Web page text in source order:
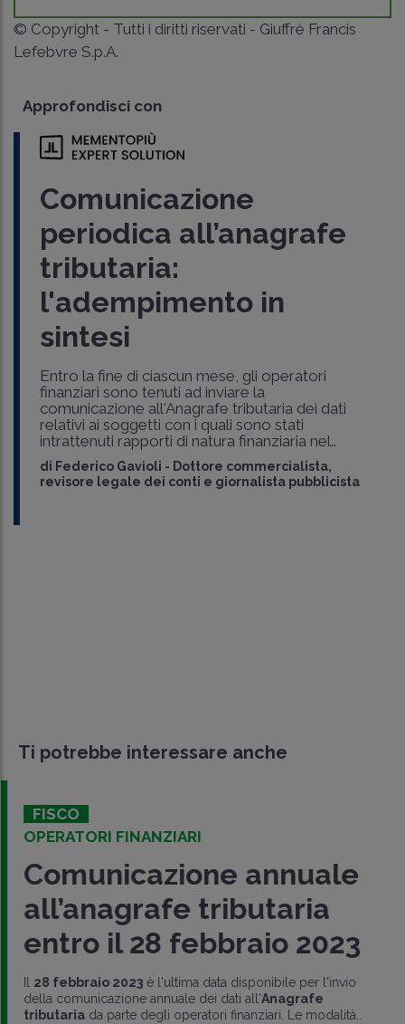
© Copyright - Tutti i diritti riservati - Giuffrè Francis
Lefebvre S.p.A.
Approfondisci con
Comunicazione
periodica all’anagrafe
tributaria:
l'adempimento in
sintesi
Entro la fine di ciascun mese, gli operatori
finanziari sono tenuti ad inviare la
comunicazione all'Anagrafe tributaria dei dati
relativi ai soggetti con i quali sono stati
intrattenuti rapporti di natura finanziaria nel..
di Federico Gavioli - Dottore commercialista,
revisore legale dei conti e giornalista pubblicista
Ti potrebbe interessare anche
FISCO
OPERATORI FINANZIARI
Comunicazione annuale
all’anagrafe tributaria
entro il 28 febbraio 2023
Il 28 febbraio 2023è l'ultima data disponibile per l'invio
della comunicazione annuale dei dati all'Anagrafe
tributariada parte degli operatori finanziari. Le modalità..